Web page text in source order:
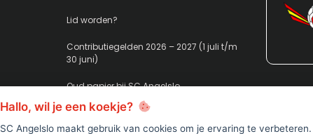
Lid worden?
Contributiegelden 2026 – 2027 (1 juli t/m
30 juni)
Oud papier bij SC Angelslo
Hallo, wil je een koekje?
SC Angelslo maakt gebruik van cookies om je ervaring te verbeteren.